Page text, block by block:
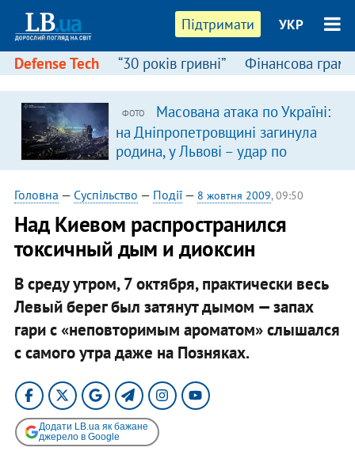
Підтримати УКР
Defense Tech “30 років гривні” Фінансова
ФОТО
Масована атака по Україні:
на Дніпропетровщині загинула
родина, у Львові – удар по
багатоповерхівках
(доповнюється)
Головна — Суспільство — Події— 8 жовтня 2009, 09:50
Над Киевом распространился
токсичный дым и диоксин
В среду утром, 7 октября, практически весь
Левый берег был затянут дымом — запах
гари с «неповторимым ароматом» слышался
с самого утра даже на Позняках.
Додати LB.ua як бажане
джерело в Google